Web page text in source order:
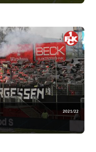
2021/22